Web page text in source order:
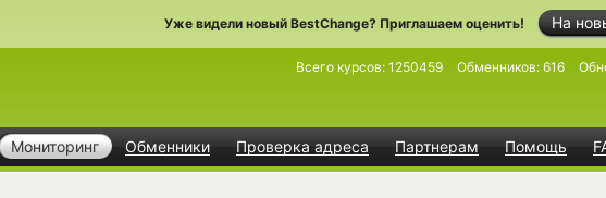
На
Уже видели новый BestChange? Приглашаем оценить!
Мониторинг Обменники Проверка адреса Партнерам Помощь
Всего курсов: 1250459 Обменников: 616